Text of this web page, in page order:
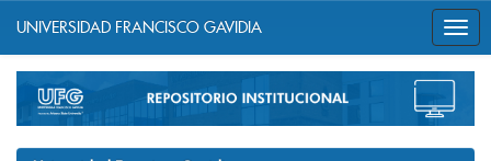
navigation
UNIVERSIDAD FRANCISCO GAVIDIA